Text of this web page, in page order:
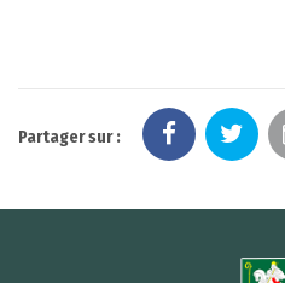
Partager sur :